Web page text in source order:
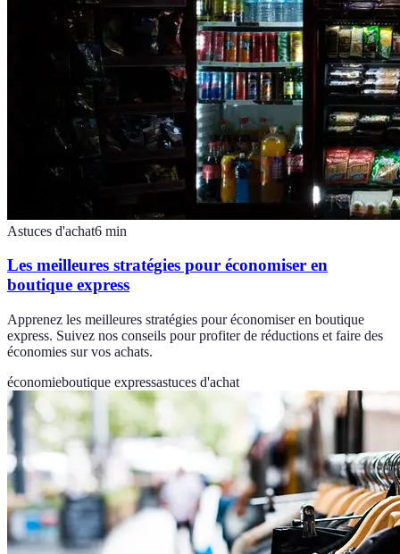
Astuces d'achat6 min
Les meilleures stratégies pour économiser en
boutique express
Apprenez les meilleures stratégies pour économiser en boutique
express. Suivez nos conseils pour profiter de réductions et faire des
économies sur vos achats.
économieboutique expressastuces d'achat